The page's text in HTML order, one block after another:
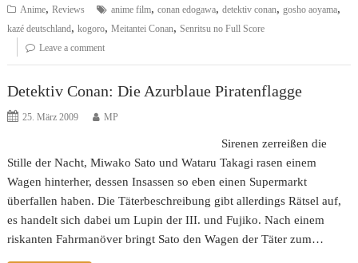
Anime,Reviews anime film,conan edogawa,detektiv conan,gosho aoyama,
kazé deutschland,kogoro,Meitantei Conan,Senritsu no Full Score
Leave a comment
Detektiv Conan: Die Azurblaue Piratenflagge
25. März 2009 MP
Sirenen zerreißen die
Stille der Nacht, Miwako Sato und Wataru Takagi rasen einem
Wagen hinterher, dessen Insassen so eben einen Supermarkt
überfallen haben. Die Täterbeschreibung gibt allerdings Rätsel auf,
es handelt sich dabei um Lupin der III. und Fujiko. Nach einem
riskanten Fahrmanöver bringt Sato den Wagen der Täter zum…